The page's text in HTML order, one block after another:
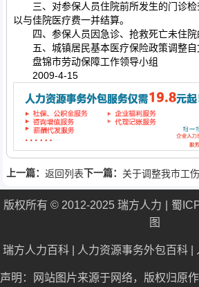
三、对参保人员住院前所发生的门诊检
以与佳院医疗费一并结算。
四、参保人员因急诊、抢救死亡未住院
五、城镇居民基本医疗保险政策调整自
盘锦市劳动保障工作领导小组
2009-4-15
上一篇： 返回列表下一篇： 关于调整我市工
版权所有 © 2012-2025 瑞方人力 蜀
图
瑞方人力百科 人力资源事务外包百科
声明：网站图片来源于网络，版权归原